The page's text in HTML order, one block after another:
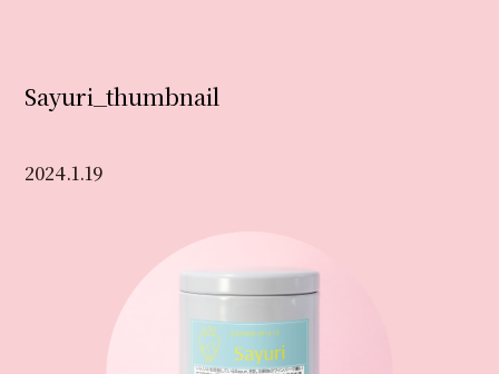
Sayuri_thumbnail
2024.1.19